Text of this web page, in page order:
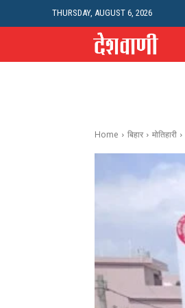
THURSDAY, AUGUST 6, 2026
Home बिहार मोतिहारी